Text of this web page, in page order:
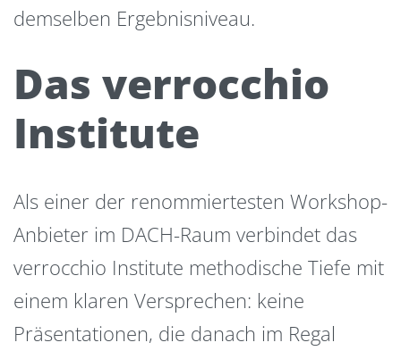
demselben Ergebnisniveau.
Das verrocchio
Institute
Als einer der renommiertesten Workshop-
Anbieter im DACH-Raum verbindet das
verrocchio Institute methodische Tiefe mit
einem klaren Versprechen: keine
Präsentationen, die danach im Regal